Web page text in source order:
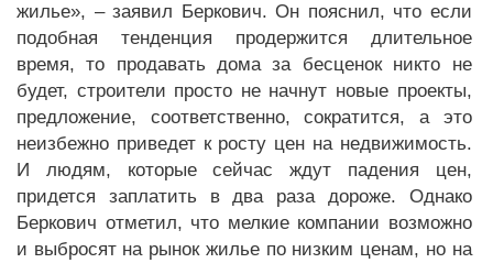
жилье», – заявил Беркович. Он пояснил, что если
подобная тенденция продержится длительное
время, то продавать дома за бесценок никто не
будет, строители просто не начнут новые проекты,
предложение, соответственно, сократится, а это
неизбежно приведет к росту цен на недвижимость.
И людям, которые сейчас ждут падения цен,
придется заплатить в два раза дороже. Однако
Беркович отметил, что мелкие компании возможно
и выбросят на рынок жилье по низким ценам, но на